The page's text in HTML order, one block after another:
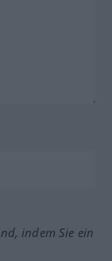
indem Sie ein